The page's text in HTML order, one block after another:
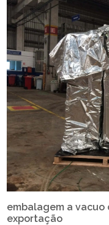
embalagem a vacuo
exportação